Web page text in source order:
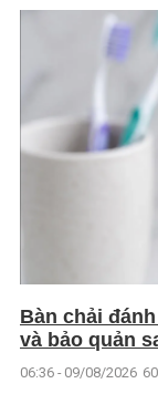
Bàn chải
và bảo quản
06:36 - 09/08/2026